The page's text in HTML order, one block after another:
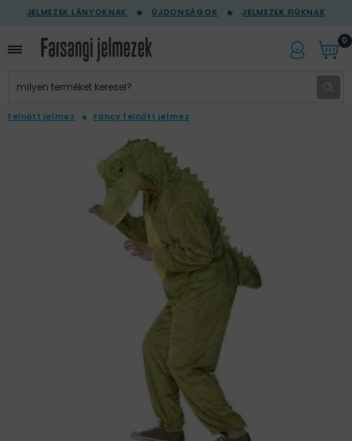
JELMEZEK LÁNYOKNAK ÚJDONSÁGOK JELMEZEK FIÚKNAK
0
Felnőtt jelmez Fancy felnőtt jelmez